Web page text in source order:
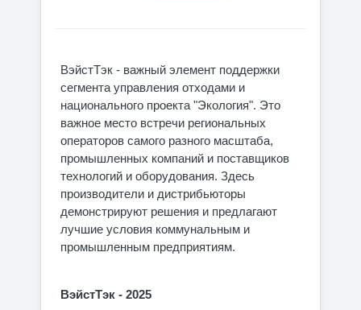
ВэйстТэк - важный элемент поддержки
сегмента управления отходами и
национального проекта "Экология". Это
важное место встречи региональных
операторов самого разного масштаба,
промышленных компаний и поставщиков
технологий и оборудования. Здесь
производители и дистрибьюторы
демонстрируют решения и предлагают
лучшие условия коммунальным и
промышленным предприятиям.
ВэйстТэк - 2025